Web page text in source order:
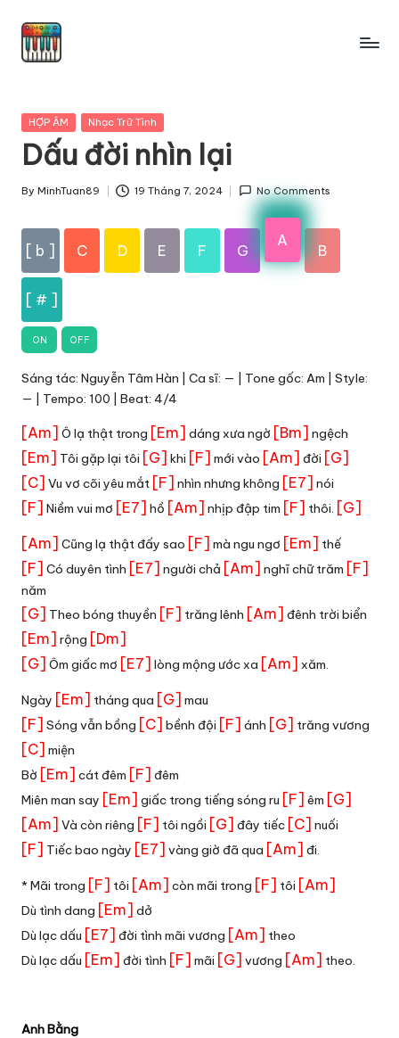
Skip
Posted
HỢP ÂM Nhạc Trữ Tình
Dấu đời nhìn lại
Posted
By MinhTuan89 19 Tháng 7, 2024 No Comments
[ b ] C D E F G
A
B
[ # ]
ON OFF
Sáng tác: Nguyễn Tâm Hàn | Ca sĩ: — | Tone gốc: Am | Style:
— | Tempo: 100 | Beat: 4/4
[Am] Ô lạ thật trong [Em] dáng xưa ngờ [Bm] ngệch
[Em] Tôi gặp lại tôi [G] khi [F] mới vào [Am] đời [G]
[C] Vu vơ cõi yêu mắt [F] nhìn nhưng không [E7] nói
[F] Niềm vui mơ [E7] hồ [Am] nhịp đập tim [F] thôi. [G]
[Am] Cũng lạ thật đấy sao [F] mà ngu ngơ [Em] thế
[F] Có duyên tình [E7] người chả [Am] nghĩ chữ trăm [F]
năm
[G] Theo bóng thuyền [F] trăng lênh [Am] đênh trời biển
[Em] rộng [Dm]
[G] Ôm giấc mơ [E7] lòng mộng ước xa [Am] xăm.
Ngày [Em] tháng qua [G] mau
[F] Sóng vẫn bồng [C] bềnh đội [F] ánh [G] trăng vương
[C] miện
Bờ [Em] cát đêm [F] đêm
Miên man say [Em] giấc trong tiếng sóng ru [F] êm [G]
[Am] Và còn riêng [F] tôi ngồi [G] đây tiếc [C] nuối
[F] Tiếc bao ngày [E7] vàng giờ đã qua [Am] đi.
* Mãi trong [F] tôi [Am] còn mãi trong [F] tôi [Am]
Dù tình dang [Em] dở
Dù lạc dấu [E7] đời tình mãi vương [Am] theo
Dù lạc dấu [Em] đời tình [F] mãi [G] vương [Am] theo.
Anh Bằng